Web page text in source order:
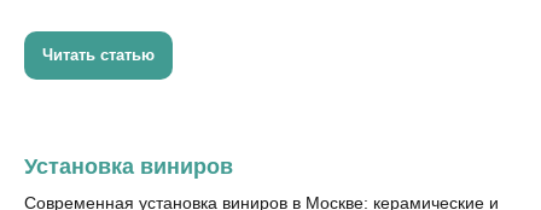
Читать статью
Установка виниров
Современная установка виниров в Москве: керамические и
Услуги
Прайс-
Отзывы